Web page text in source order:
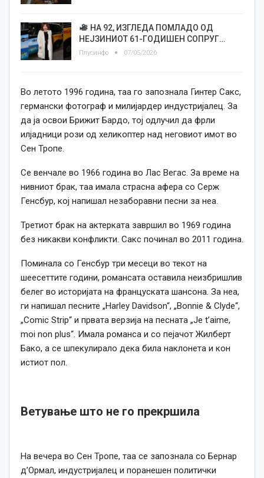
НА 92, ИЗГЛЕДА ПОМЛАДО ОД
НЕЈЗИНИОТ 61-ГОДИШЕН СОПРУГ…
Плусинфо 07/05/2026
Во летото 1996 година, таа го запознала Гинтер Сакс,
германски фотограф и милијардер индустријалец. За
да ја освои Брижит Бардо, тој одлучил да фрли
илјадници рози од хеликоптер над неговиот имот во
Сен Тропе.
Се венчале во 1966 година во Лас Вегас. За време на
нивниот брак, таа имала страсна афера со Серж
Генсбур, кој напишал незаборавни песни за неа.
Третиот брак на актерката завршил во 1969 година
без никакви конфликти. Сакс починал во 2011 година.
Поминала со Генсбур три месеци во текот на
шеесеттите години, романсата оставила неизбришлив
белег во историјата на француската шансона. За неа,
ги напишал песните „Harley Davidson“, „Bonnie & Clyde“,
„Comic Strip“ и првата верзија на песната „Je t’aime,
moi non plus“. Имала романса и со пејачот Жилберт
Бако, а се шпекулирало дека била наклонета и кон
истиот пол.
Ветување што не го прекршила
На вечера во Сен Тропе, таа се запознала со Бернар
д’Ормал, индустријалец и поранешен политички